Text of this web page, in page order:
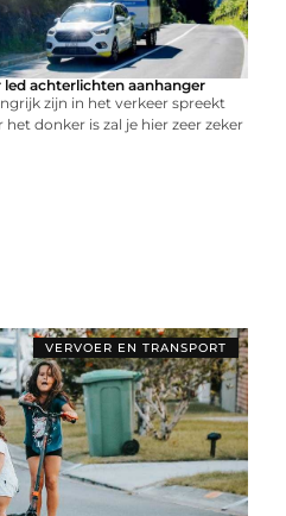
achterlichten aanhanger
zijn in het verkeer spreekt
donker is zal je hier zeer zeker
VERVOER EN TRANSPORT